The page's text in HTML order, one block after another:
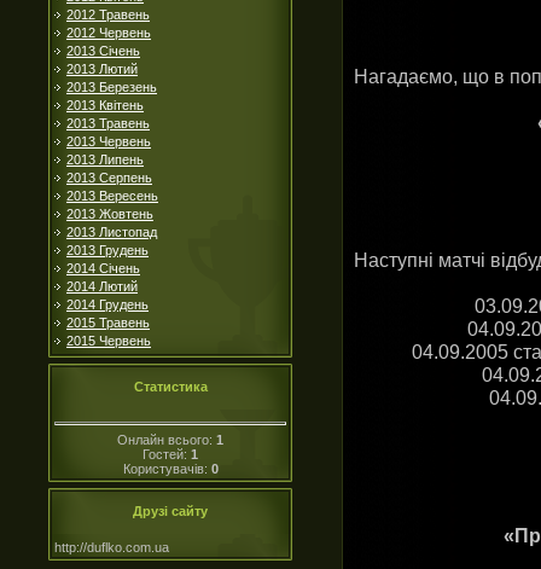
2012 Травень
2012 Червень
2013 Січень
2013 Лютий
2013 Березень
2013 Квітень
2013 Травень
2013 Червень
2013 Липень
2013 Серпень
2013 Вересень
2013 Жовтень
2013 Листопад
2013 Грудень
2014 Січень
2014 Лютий
2014 Грудень
2015 Травень
2015 Червень
Статистика
Онлайн всього: 1
Гостей: 1
Користувачів: 0
Друзі сайту
http://duflko.com.ua
Нагадаємо, що в
Наступні матчі
04.09.2005